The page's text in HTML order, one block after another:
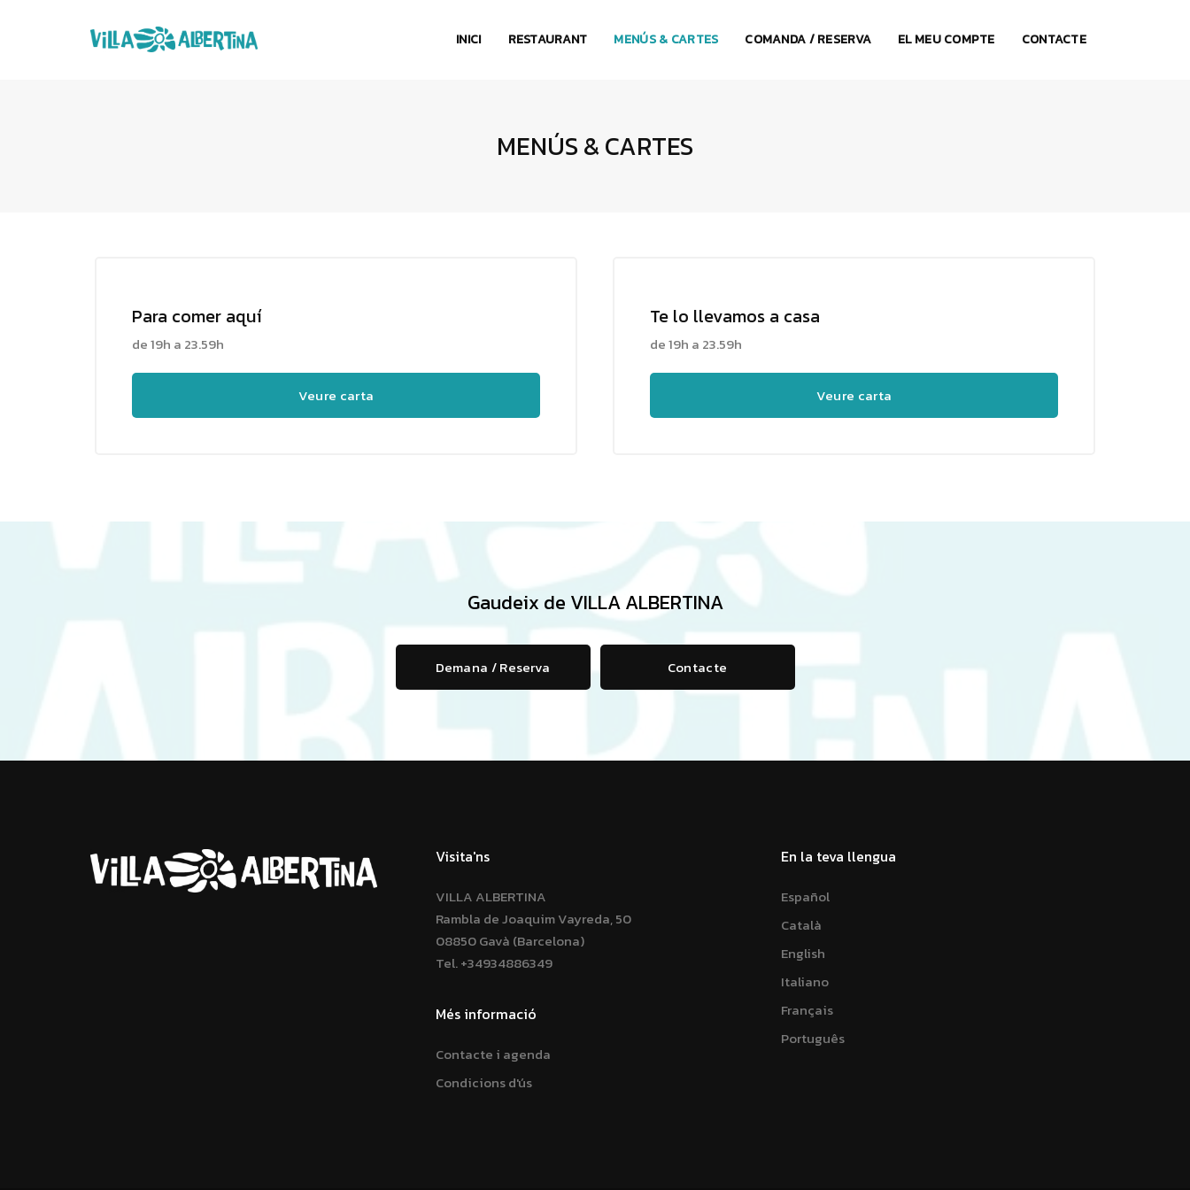
INICI RESTAURANT MENÚS & CARTES COMANDA / RESERVA EL MEU COMPTE CONTACTE
MENÚS & CARTES
Para comer aquí
de 19h a 23.59h
Veure carta
Te lo llevamos a casa
de 19h a 23.59h
Veure carta
Gaudeix de VILLA ALBERTINA
Demana / Reserva Contacte
Visita'ns
VILLA ALBERTINA
Rambla de Joaquim Vayreda, 50
08850 Gavà (Barcelona)
Tel.+34934886349
Més informació
Contacte i agenda
Condicions d'ús
En la teva llengua
Español
Català
English
Italiano
Français
Português